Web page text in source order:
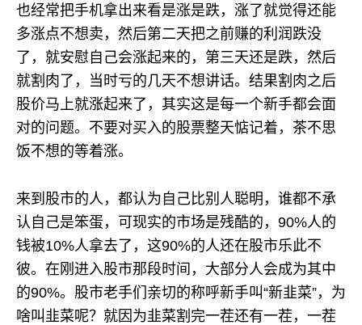
也经常把手机拿出来看是涨是跌，涨了就觉得还能
多涨点不想卖，然后第二天把之前赚的利润跌没
了，就安慰自己会涨起来的，第三天还是跌，然后
就割肉了，当时亏的几天不想讲话。结果割肉之后
股价马上就涨起来了，其实这是每一个新手都会面
对的问题。不要对买入的股票整天惦记着，茶不思
饭不想的等着涨。
来到股市的人，都认为自己比别人聪明，谁都不承
认自己是笨蛋，可现实的市场是残酷的，90%人的
钱被10%人拿去了，这90%的人还在股市乐此不
彼。在刚进入股市那段时间，大部分人会成为其中
的90%。股市老手们亲切的称呼新手叫“新韭菜”，为
啥叫韭菜呢？就因为韭菜割完一茬还有一茬，一茬